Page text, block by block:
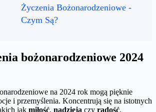
Życzenia Bożonarodzeniowe -
Czym Są?
bożonarodzeniowe 2024
na 2024 rok mogą pięknie
i przemyślenia. Koncentrują się na istotnych
jak miłość, nadzieja czy radość.